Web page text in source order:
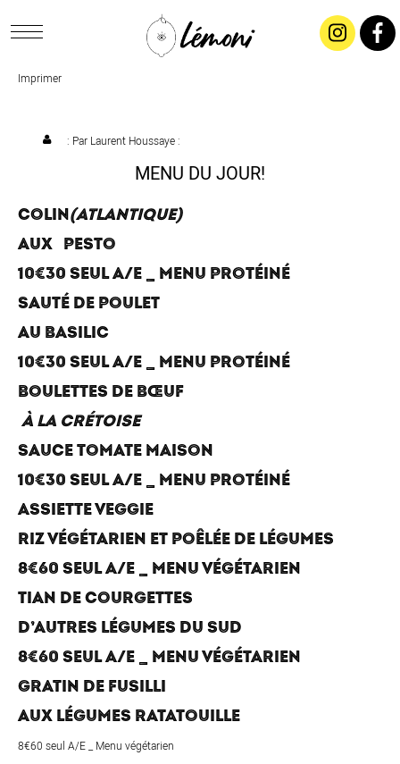
CONCEPT
SALADES & BUFFETS
TRAITEUR
CONTACTEZ-NOUS !
Imprimer
: Par Laurent Houssaye:
MENU DU JOUR!
COLIN(ATLANTIQUE)
AUX PESTO
10€30 SEUL A/E _ MENU PROTÉINÉ
SAUTÉ DE POULET
AU BASILIC
10€30 SEUL A/E _ MENU PROTÉINÉ
BOULETTES DE BŒUF
À LA CRÉTOISE
SAUCE TOMATE MAISON
10€30 SEUL A/E _ MENU PROTÉINÉ
ASSIETTE VEGGIE
RIZ VÉGÉTARIEN ET POÊLÉE DE LÉGUMES
8€60 SEUL A/E _ MENU VÉGÉTARIEN
TIAN DE COURGETTES
D’AUTRES LÉGUMES DU SUD
8€60 SEUL A/E _ MENU VÉGÉTARIEN
GRATIN DE FUSILLI
AUX LÉGUMES RATATOUILLE
8€60 seul A/E _ Menu végétarien